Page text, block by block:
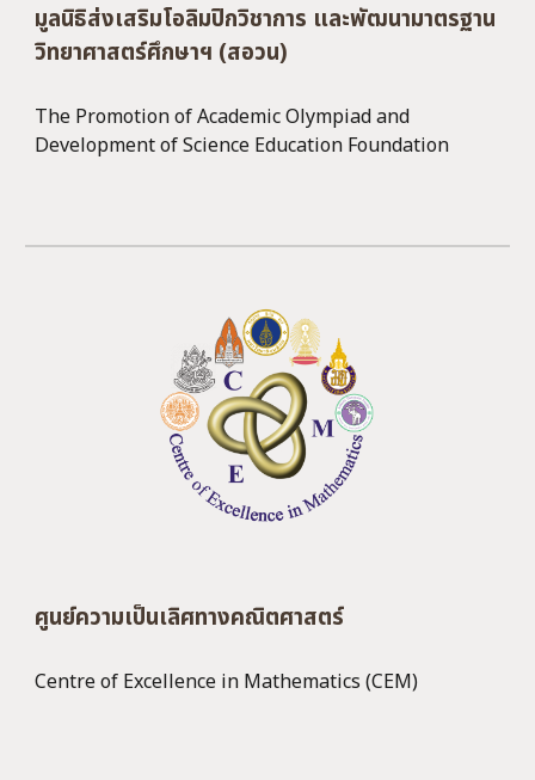
มูลนิธิส่งเสริมโอลิมปิกวิชาการ และพัฒนามาตรฐาน
วิทยาศาสตร์ศึกษาฯ (สอวน)
The Promotion of Academic Olympiad and
Development of Science Education Foundation
ศูนย์ความเป็นเลิศทางคณิตศาสตร์
Centre of Excellence in Mathematics (CEM)